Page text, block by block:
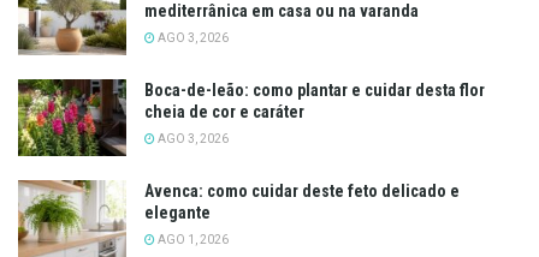
mediterrânica em casa ou na varanda
AGO 3, 2026
Boca-de-leão: como plantar e cuidar desta flor
cheia de cor e caráter
AGO 3, 2026
Avenca: como cuidar deste feto delicado e
elegante
AGO 1, 2026